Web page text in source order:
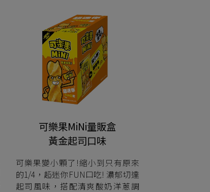
可樂果MiNi量販盒
黃金起司口味
可樂果變小顆了!縮小到只有原來
的1/4，超迷你FUN口吃! 濃郁切達
起司風味，搭配清爽酸奶洋蔥調